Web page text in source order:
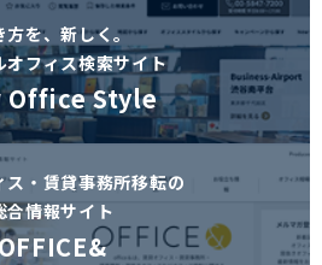
方を、新しく。
オフィス検索サイト
Office Style
ス・賃貸事務所移転の
合情報サイト